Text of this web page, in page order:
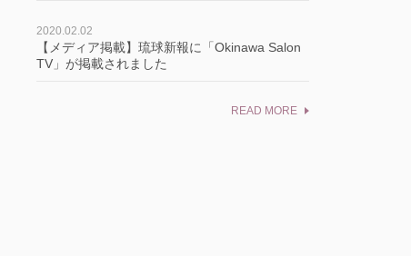
2020.02.02
【メディア掲載】琉球新報に「Okinawa Salon
TV」が掲載されました
READ MORE